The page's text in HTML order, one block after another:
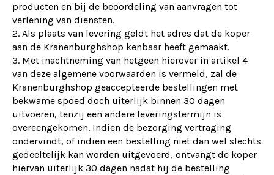
producten en bij de beoordeling van aanvragen tot
verlening van diensten.
Als plaats van levering geldt het adres dat de koper
aan de Kranenburghshop kenbaar heeft gemaakt.
Met inachtneming van hetgeen hierover in artikel 4
van deze algemene voorwaarden is vermeld, zal de
Kranenburghshop geaccepteerde bestellingen met
bekwame spoed doch uiterlijk binnen 30 dagen
uitvoeren, tenzij een andere leveringstermijn is
overeengekomen. Indien de bezorging vertraging
ondervindt, of indien een bestelling niet dan wel slechts
gedeeltelijk kan worden uitgevoerd, ontvangt de koper
hiervan uiterlijk 30 dagen nadat hij de bestelling